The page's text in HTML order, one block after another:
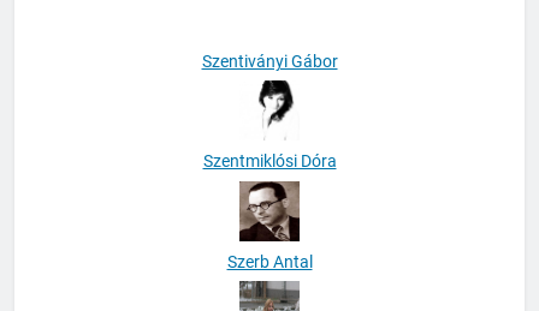
Szentmiklósi Dóra
Szerb Antal